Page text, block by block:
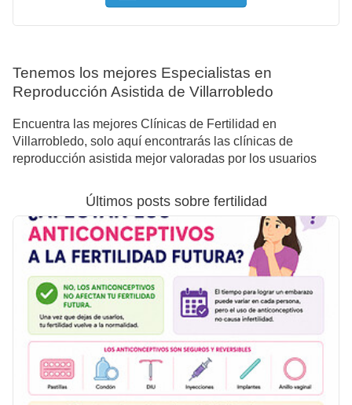
Tenemos los mejores Especialistas en
Reproducción Asistida de Villarrobledo
Encuentra las mejores Clínicas de Fertilidad en
Villarrobledo, solo aquí encontrarás las clínicas de
reproducción asistida mejor valoradas por los usuarios
Últimos posts sobre fertilidad